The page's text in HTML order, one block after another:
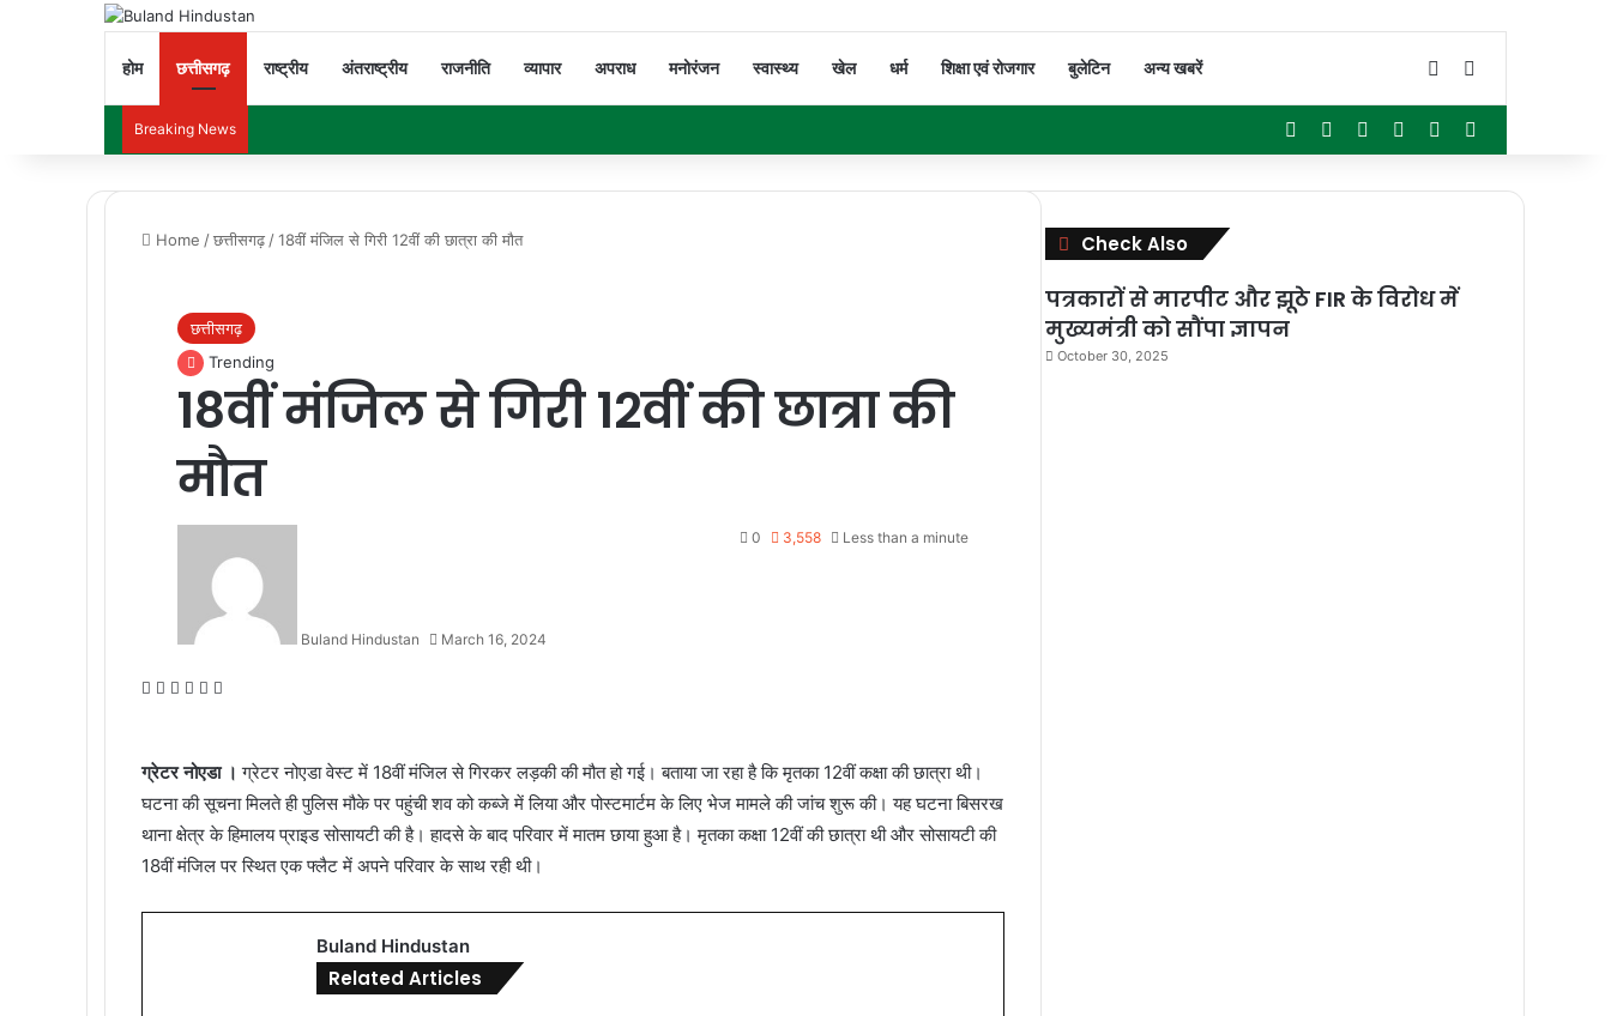
होम छत्तीसगढ़ राष्ट्रीय अंतराष्ट्रीय राजनीति व्यापार अपराध मनोरंजन स्वास्थ्य खेल धर्म शिक्षा एवं रोजगार बुलेटिन अन्य खबरें Switch skin
Breaking News Facebook YouTubeInstagramWhatsApp
Home /छत्तीसगढ़ /18वीं मंजिल से गिरी 12वीं की छात्रा की मौत
छत्तीसगढ़
Trending
18वीं मंजिल से गिरी 12वीं की छात्रा की
मौत
Buland Hindustan March 16, 2024
0 3,558 Less than a minute
Facebook
X Messenger
Messenger
WhatsApp
ग्रेटर नोएडा । ग्रेटर नोएडा वेस्ट में 18वीं मंजिल से गिरकर लड़की की मौत हो गई। बताया जा रहा है कि मृतका 12वीं कक्षा की छात्रा थी।
घटना की सूचना मिलते ही पुलिस मौके पर पहुंची शव को कब्जे में लिया और पोस्टमार्टम के लिए भेज मामले की जांच शुरू की। यह घटना बिसरख
थाना क्षेत्र के हिमालय प्राइड सोसायटी की है। हादसे के बाद परिवार में मातम छाया हुआ है। मृतका कक्षा 12वीं की छात्रा थी और सोसायटी की
18वीं मंजिल पर स्थित एक फ्लैट में अपने परिवार के साथ रही थी।
Buland Hindustan
Related Articles
Check Also
Close
पत्रकारों से मारपीट और झूठे FIR के विरोध में
मुख्यमंत्री को सौंपा ज्ञापन
October 30, 2025